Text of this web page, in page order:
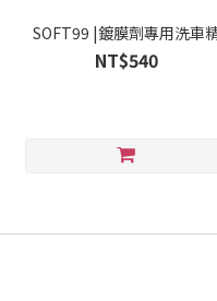
SOFT99 |鍍膜劑專用洗車
NT$540